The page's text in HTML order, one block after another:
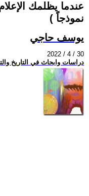
عندما يظلمك
نموذجاً )
يوسف حاجي
2022 / 4 / 30
دراسات وابحاث في التاريخ